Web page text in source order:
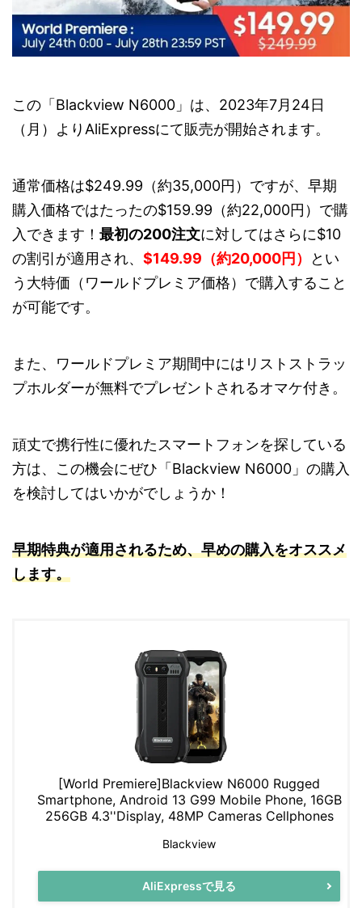
この「Blackview N6000」は、2023年7月24日
（月）よりAliExpressにて販売が開始されます。
通常価格は$249.99（約35,000円）ですが、早期
購入価格ではたったの$159.99（約22,000円）で購
入できます！ 最初の200注文に対してはさらに$10
の割引が適用され、 $149.99（約20,000円）
とい
う大特価（ワールドプレミア価格）で購入すること
が可能です。
また、ワールドプレミア期間中にはリストストラッ
プホルダーが無料でプレゼントされるオマケ付き。
頑丈で携行性に優れたスマートフォンを探している
方は、この機会にぜひ「Blackview N6000」の購入
を検討してはいかがでしょうか！
早期特典が適用されるため、早めの購入をオススメ
します。
[World Premiere]Blackview N6000 Rugged
Smartphone, Android 13 G99 Mobile Phone, 16GB
256GB 4.3''Display, 48MP Cameras Cellphones
Blackview
AliExpressで見る